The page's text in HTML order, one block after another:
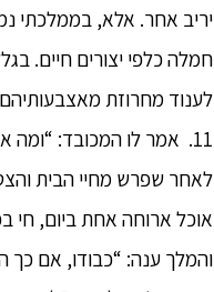
יריב אחר. אלא, בממלכתי
חמלה כלפי יצורים חיים.
לענוד מחרוזת
11. אמר לו המכובד:
לאחר שפרש מחיי הבית
אוכל ארוחה אחת ביום, חי
והמלך ענה: “כבודו, אם כך